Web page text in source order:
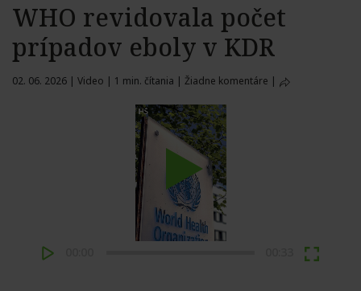
WHO revidovala počet
prípadov eboly v KDR
02. 06. 2026 | Video | 1 min. čítania | Žiadne komentáre |
Play